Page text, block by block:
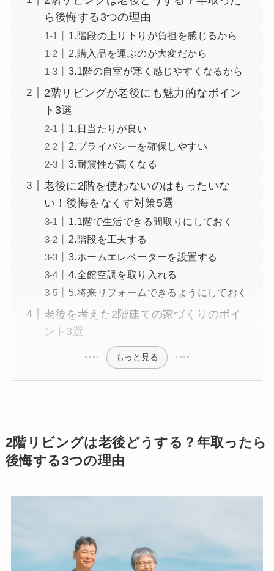
ら後悔する3つの理由
1.階段の上り下りが負担を感じるから
2.購入品を運ぶのが大変だから
3.1階の自室が寒く感じやすくなるから
2階リビングが老後にも魅力的なポイン
ト3選
1.日当たりが良い
2.プライバシーを確保しやすい
3.耐震性が高くなる
老後に2階を使わないのはもったいな
い！後悔をなくす対策5選
1.1階で生活できる間取りにしておく
2.階段を工夫する
3.ホームエレベーターを設置する
4.全館空調を取り入れる
5.将来リフォームできるようにしておく
老後を考えた2階建ての家づくりのポイ
ント3選
もっと見る
2階リビングは老後どうする？年取ったら
後悔する3つの理由